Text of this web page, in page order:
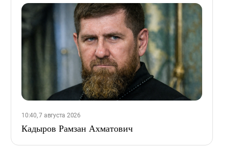
10:40, 7 августа 2026
Кадыров Рамзан Ахматович